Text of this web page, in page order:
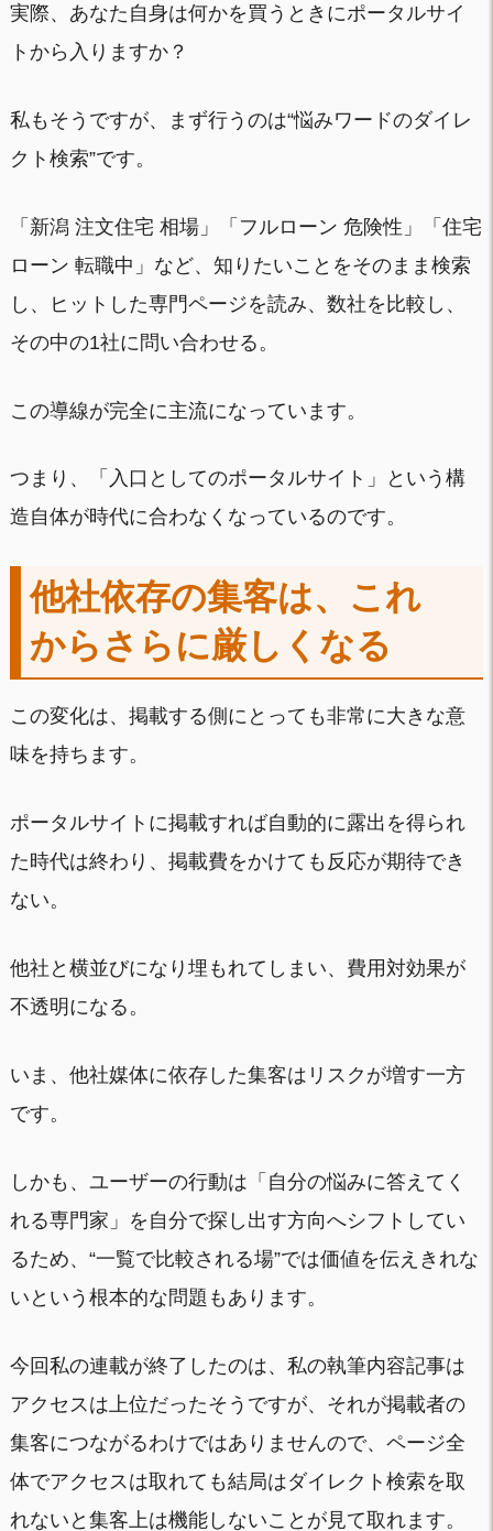
実際、あなた自身は何かを買うときにポータルサイ
トから入りますか？
私もそうですが、まず行うのは“悩みワードのダイレ
クト検索”です。
「新潟 注文住宅 相場」「フルローン 危険性」「住宅
ローン 転職中」など、知りたいことをそのまま検索
し、ヒットした専門ページを読み、数社を比較し、
その中の1社に問い合わせる。
この導線が完全に主流になっています。
つまり、「入口としてのポータルサイト」という構
造自体が時代に合わなくなっているのです。
他社依存の集客は、これ
からさらに厳しくなる
この変化は、掲載する側にとっても非常に大きな意
味を持ちます。
ポータルサイトに掲載すれば自動的に露出を得られ
た時代は終わり、掲載費をかけても反応が期待でき
ない。
他社と横並びになり埋もれてしまい、費用対効果が
不透明になる。
いま、他社媒体に依存した集客はリスクが増す一方
です。
しかも、ユーザーの行動は「自分の悩みに答えてく
れる専門家」を自分で探し出す方向へシフトしてい
るため、“一覧で比較される場”では価値を伝えきれな
いという根本的な問題もあります。
今回私の連載が終了したのは、私の執筆内容記事は
アクセスは上位だったそうですが、それが掲載者の
集客につながるわけではありませんので、ページ全
体でアクセスは取れても結局はダイレクト検索を取
れないと集客上は機能しないことが見て取れます。